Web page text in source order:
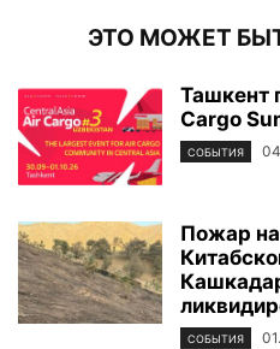
ЭТО МОЖЕТ
Ташкент
Cargo
СОБЫТИЯ
Пожар
СОБЫТИЯ